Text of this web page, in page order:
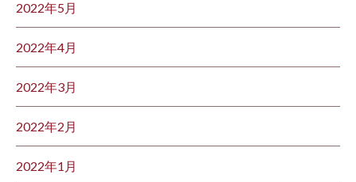
2022年5月
2022年4月
2022年3月
2022年2月
2022年1月